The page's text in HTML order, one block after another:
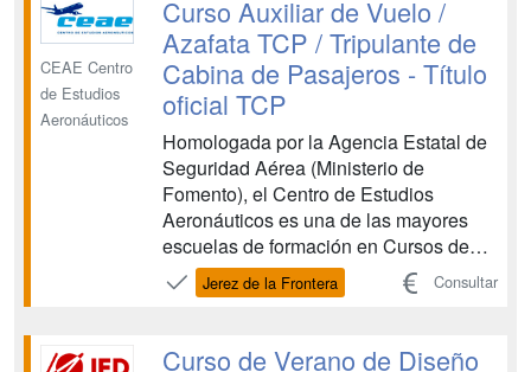
principales compañías aéreas en la
forma...
CEAE Centro
de Estudios
Aeronáuticos
Curso Auxiliar de Vuelo /
Azafata TCP / Tripulante de
Cabina de Pasajeros - Título
oficial TCP
Homologada por la Agencia Estatal de
Seguridad Aérea (Ministerio de
Fomento), el Centro de Estudios
Aeronáuticos es una de las mayores
escuelas de formación en Cursos de
Tripulante de Cabina de Pasajeros y
Cursos de Técnicos de Operaciones
de prestigio que colabora con las
Jerez de la Frontera Consultar
Curso de Verano de Diseño